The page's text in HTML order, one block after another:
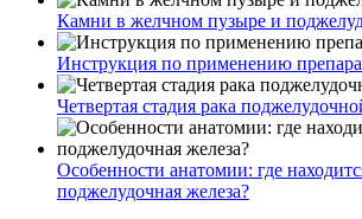
Камни в желчном пузыре и
Инструкция по применению
Четвертая стадия рака
Особенности анатомии: где
поджелудочная железа?